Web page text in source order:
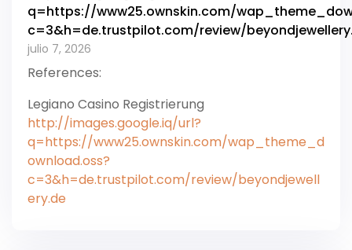
q=https://www25.ownskin.com/
c=3&h=de.trustpilot.com/review/
julio 7, 2026
References:
Legiano Casino Registrierung
http://images.google.iq/url?
q=https://www25.ownskin.com/wap_theme_d
ownload.oss?
c=3&h=de.trustpilot.com/review/beyondjewell
ery.de